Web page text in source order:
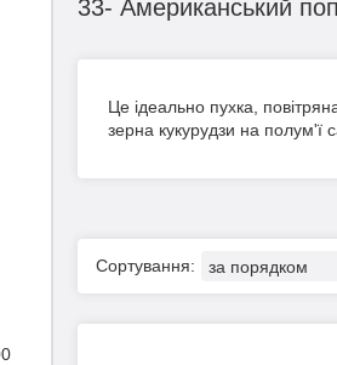
33- Американський
Це ідеально пухка,
зерна кукурудзи на полум'ї